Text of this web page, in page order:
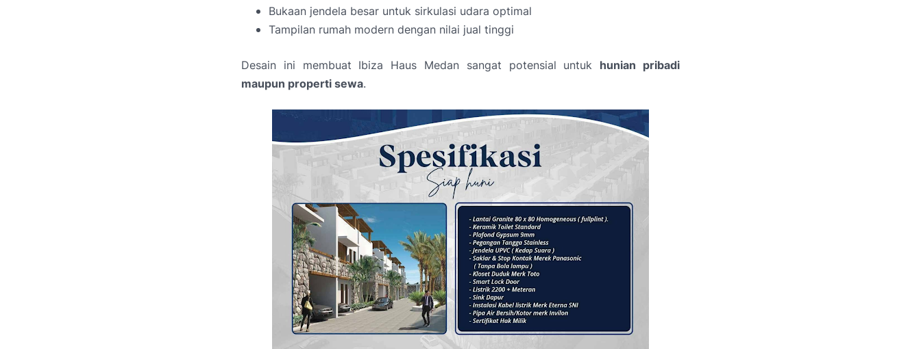
Bukaan jendela besar untuk sirkulasi udara optimal
Tampilan rumah modern dengan nilai jual tinggi
Desain ini membuat Ibiza Haus Medan sangat potensial untuk hunian pribadi
maupun properti sewa.